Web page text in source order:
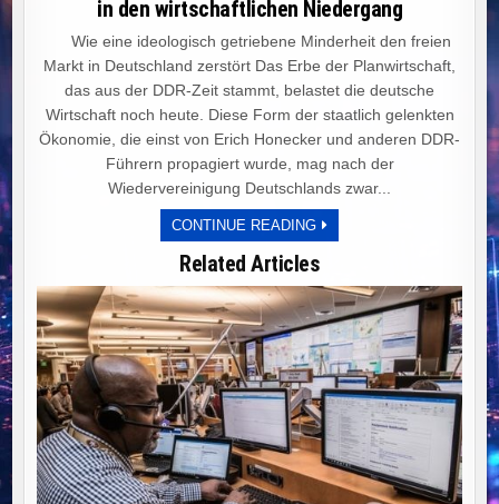
in den wirtschaftlichen Niedergang
Wie eine ideologisch getriebene Minderheit den freien
Markt in Deutschland zerstört Das Erbe der Planwirtschaft,
das aus der DDR-Zeit stammt, belastet die deutsche
Wirtschaft noch heute. Diese Form der staatlich gelenkten
Ökonomie, die einst von Erich Honecker und anderen DDR-
Führern propagiert wurde, mag nach der
Wiedervereinigung Deutschlands zwar...
CONTINUE READINGPLANWIRTSCHAFT
UND
DEUTSCHLANDS
WEG
IN
DEN
WIRTSCHAFTLICHEN
NIEDERGANG
Related Articles